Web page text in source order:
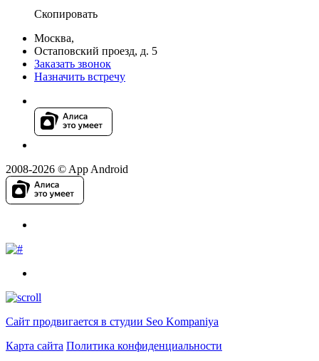
Скопировать
Москва,
Остаповский проезд, д. 5
Заказать звонок
Назначить встречу
2008-2026 © App Android
Сайт продвигается в студии Seo Kompaniya
Карта сайта Политика конфиденциальности